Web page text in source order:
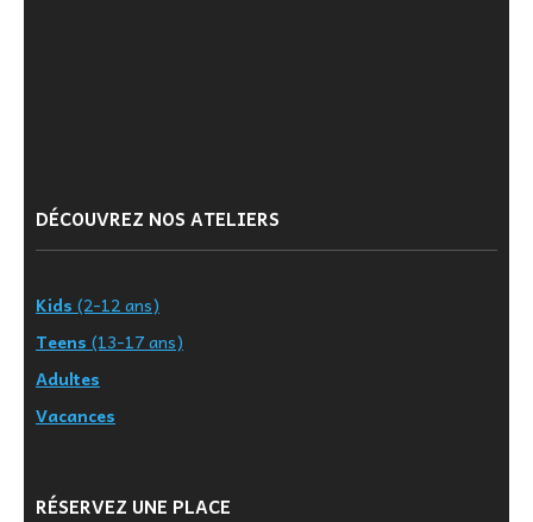
DÉCOUVREZ NOS ATELIERS
Kids (2-12 ans)
Teens (13-17 ans)
Adultes
Vacances
RÉSERVEZ UNE PLACE